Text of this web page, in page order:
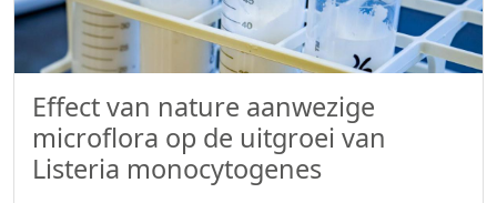
Effect van nature aanwezige
microflora op de uitgroei van
Listeria monocytogenes